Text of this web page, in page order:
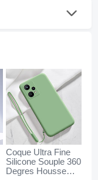
Coque Ultra Fine
Silicone Souple 360
Degres Housse